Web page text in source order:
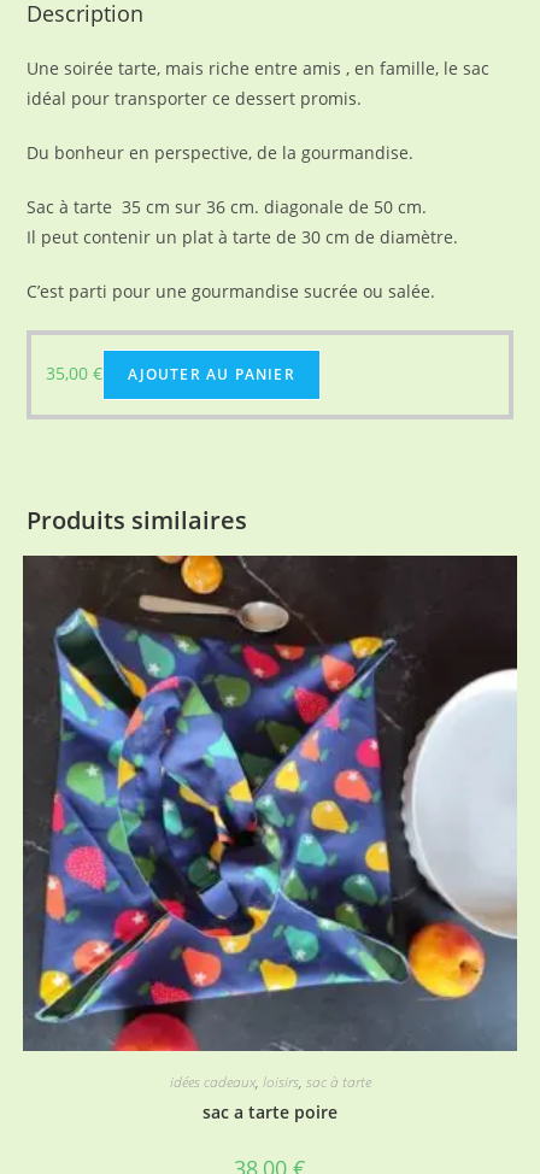
Description
Une soirée tarte, mais riche entre amis , en famille, le sac
idéal pour transporter ce dessert promis.
Du bonheur en perspective, de la gourmandise.
Sac à tarte 35 cm sur 36 cm. diagonale de 50 cm.
Il peut contenir un plat à tarte de 30 cm de diamètre.
C’est parti pour une gourmandise sucrée ou salée.
35,00€ AJOUTER AU PANIER
Produits similaires
idées cadeaux, loisirs, sac à tarte
sac a tarte poire
38,00 €